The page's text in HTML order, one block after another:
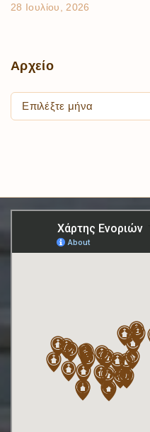
28 Ιουλίου, 2026
Αρχείο